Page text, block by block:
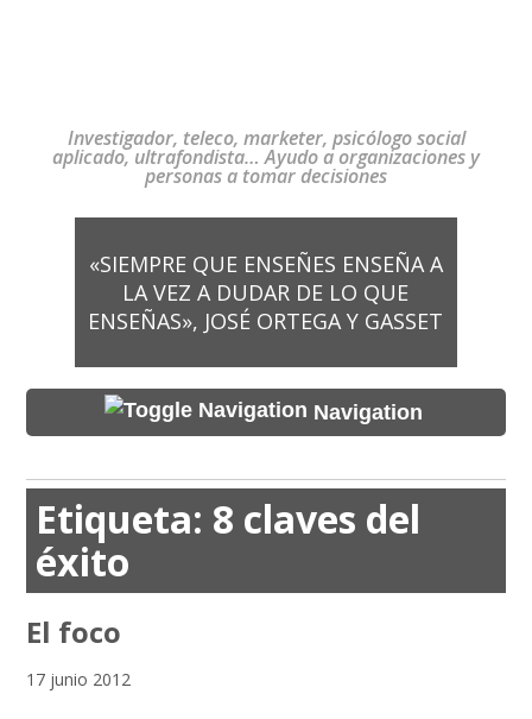
Investigador, teleco, marketer, psicólogo social
aplicado, ultrafondista… Ayudo a organizaciones y
personas a tomar decisiones
«SIEMPRE QUE ENSEÑES ENSEÑA A
LA VEZ A DUDAR DE LO QUE
ENSEÑAS», JOSÉ ORTEGA Y GASSET
Navigation
Etiqueta: 8 claves del
éxito
El foco
17 junio 2012